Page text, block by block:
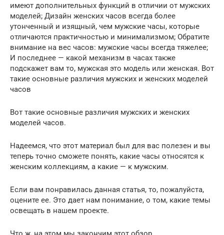
имеют дополнительных функций в отличии от мужских
моделей; Дизайн женских часов всегда более
утонченный и изящный, чем мужские часы, которые
отличаются практичностью и минимализмом; Обратите
внимание на вес часов: мужские часы всегда тяжелее;
И последнее — какой механизм в часах также
подскажет вам то, мужская это модель или женская. Вот
такие основные различия мужских и женских моделей
часов
Вот такие основные различия мужских и женских
моделей часов.
Надеемся, что этот материал был для вас полезен и вы
теперь точно сможете понять, какие часы относятся к
женским коллекциям, а какие — к мужским.
Если вам понравилась данная статья, то, пожалуйста,
оцените ее. Это дает нам понимание, о том, какие темы
освещать в нашем проекте.